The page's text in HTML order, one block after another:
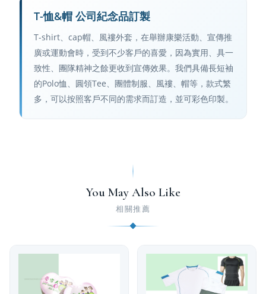
T-恤&帽 公司紀念品訂製
T-shirt、cap帽、風褸外套，在舉辦康樂活動、宣傳推
廣或運動會時，受到不少客戶的喜愛，因為實用、具一
致性、團隊精神之餘更收到宣傳效果。我們具備長短袖
的Polo恤、圓領Tee、團體制服、風褸、帽等，款式繁
多，可以按照客戶不同的需求而訂造，並可彩色印製。
You May Also Like
相關推薦